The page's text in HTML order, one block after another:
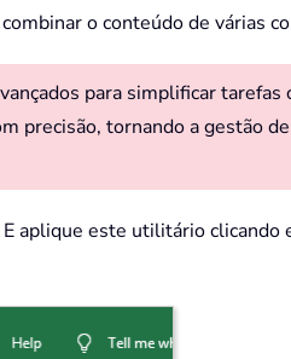
o conteúdo de várias
para simplificar
precisão, tornando a gestão
aplique este utilitário clicando